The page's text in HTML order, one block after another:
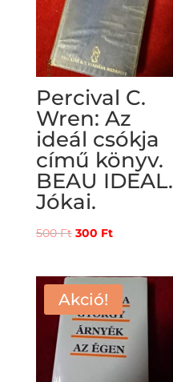
Percival C.
Wren: Az
ideál csókja
című könyv.
BEAU IDEAL.
Jókai.
500Ft Original
was:
500 Ft.
300 FtCurrent
is:
300 Ft.
Akció!